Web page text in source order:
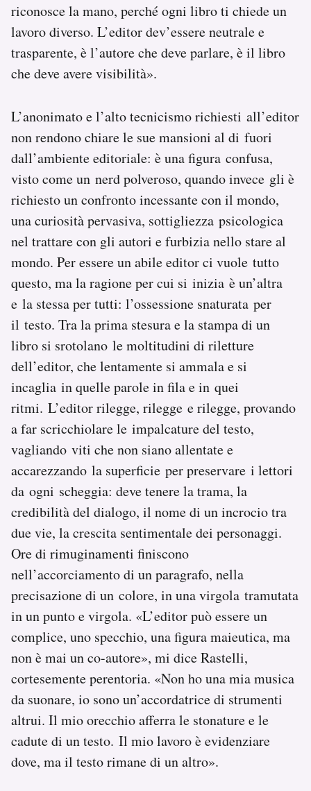
riconosce la mano, perché ogni libro ti chiede un
lavoro diverso. L’editor dev’essere neutrale e
trasparente, è l’autore che deve parlare, è il libro
che deve avere visibilità».
L’anonimato e l’alto tecnicismo richiesti all’editor
non rendono chiare le sue mansioni al di fuori
dall’ambiente editoriale: è una figura confusa,
visto come un nerd polveroso, quando invece gli è
richiesto un confronto incessante con il mondo,
una curiosità pervasiva, sottigliezza psicologica
nel trattare con gli autori e furbizia nello stare al
mondo. Per essere un abile editor ci vuole tutto
questo, ma la ragione per cui si inizia è un’altra
e la stessa per tutti: l’ossessione snaturata per
il testo. Tra la prima stesura e la stampa di un
libro si srotolano le moltitudini di riletture
dell’editor, che lentamente si ammala e si
incaglia in quelle parole in fila e in quei
ritmi. L’editor rilegge, rilegge e rilegge, provando
a far scricchiolare le impalcature del testo,
vagliando viti che non siano allentate e
accarezzando la superficie per preservare i lettori
da ogni scheggia: deve tenere la trama, la
credibilità del dialogo, il nome di un incrocio tra
due vie, la crescita sentimentale dei personaggi.
Ore di rimuginamenti finiscono
nell’accorciamento di un paragrafo, nella
precisazione di un colore, in una virgola tramutata
in un punto e virgola. «L’editor può essere un
complice, uno specchio, una figura maieutica, ma
non è mai un co-autore», mi dice Rastelli,
cortesemente perentoria. «Non ho una mia musica
da suonare, io sono un’accordatrice di strumenti
altrui. Il mio orecchio afferra le stonature e le
cadute di un testo. Il mio lavoro è evidenziare
dove, ma il testo rimane di un altro».